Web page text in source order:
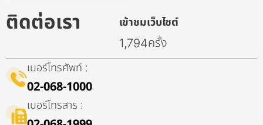
ติดต่อเรา เข้าชมเว็บไซต์
1,794ครั้ง
เบอร์โทรศัพท์ :
02-068-1000
เบอร์โทรสาร :